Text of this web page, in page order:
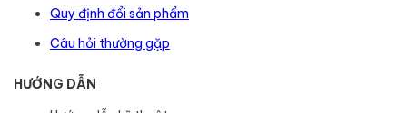
Quy định đổi sản phẩm
Câu hỏi thường gặp
HƯỚNG DẪN